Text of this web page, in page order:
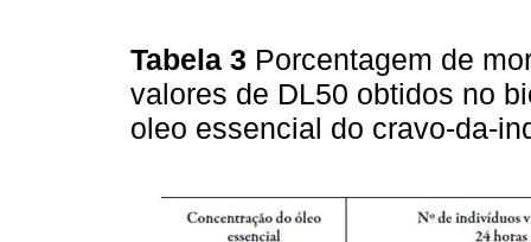
Tabela 3 Porcentagem de
valores de DL50 obtidos no
oleo essencial do cravo-da-